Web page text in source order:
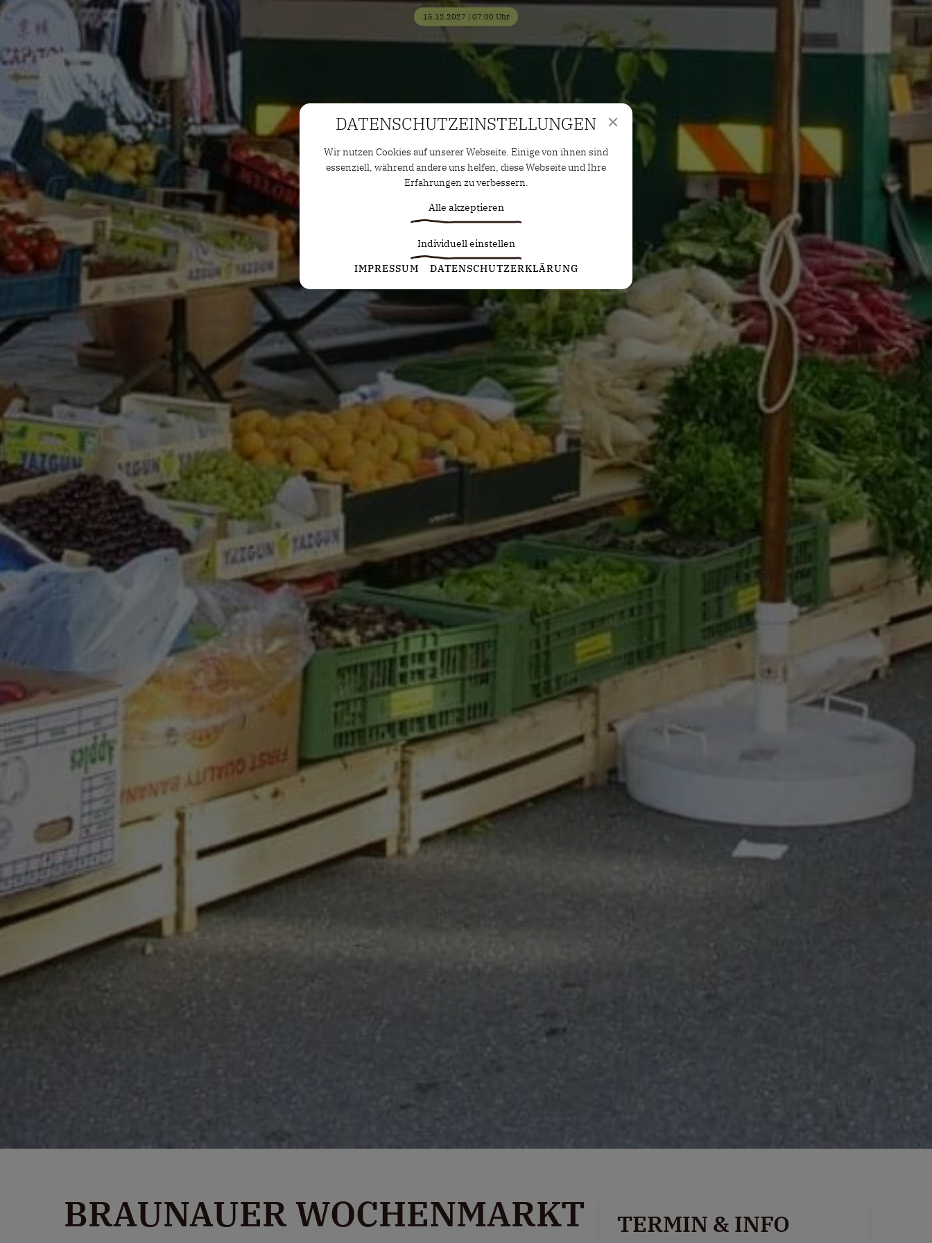
15.12.2027 | 07:00 Uhr
BRAUNAUER WOCHENMARKT TERMIN & INFO
DATENSCHUTZ­EINSTELLUNGEN
Wir nutzen Cookies auf unserer Webseite. Einige von ihnen sind
essenziell, während andere uns helfen, diese Webseite und Ihre
Erfahrungen zu verbessern.
Alle akzeptieren
Individuell einstellen
Statistiken
Diese Cookies erfassen anonyme Statistiken. Diese
Informationen helfen uns zu verstehen, wie wir unsere Website
noch weiter optimieren können.
Google Analytics
Marketing
Marketing Cookies werden von Drittanbietern oder Publishern
verwendet, um personalisierte Werbung anzuzeigen. Sie tun
dies, indem sie Besucher über Websites hinweg verfolgen.
Google Tag Manager
Externe Medien
Wenn Cookies von externen Medien akzeptiert werden, bedarf
der Zugriff auf externe Inhalte keiner manuellen Zustimmung
mehr.
Google Maps
Eingebettete Inhalte
IMPRESSUM DATENSCHUTZERKLÄRUNG